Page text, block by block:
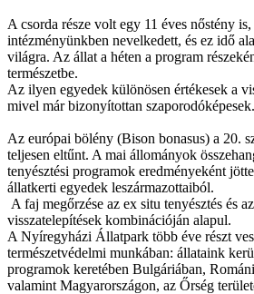
A csorda része volt egy 11 éves nőstény
intézményünkben nevelkedett, és ez idő
világra. Az állat a héten a program
természetbe.
Az ilyen egyedek különösen értékesek a
mivel már bizonyítottan szaporodóképesek.
Az európai bölény (Bison bonasus) a 20.
teljesen eltűnt. A mai állományok
tenyésztési programok eredményeként
állatkerti egyedek leszármazottaiból.
A faj megőrzése az ex situ tenyésztés és
visszatelepítések kombinációján alapul.
A Nyíregyházi Állatpark több éve részt
természetvédelmi munkában: állataink
programok keretében Bulgáriában,
valamint Magyarországon, az Őrség